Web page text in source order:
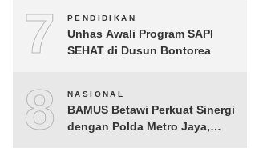
7 PENDIDIKAN
Unhas Awali Program SAPI
SEHAT di Dusun Bontorea
8 NASIONAL
BAMUS Betawi Perkuat Sinergi
dengan Polda Metro Jaya,